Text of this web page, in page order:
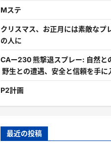
Mステ
クリスマス、お正月には素敵なプ
の人に
CAー230 熊撃退スプレー: 自然と
野生との遭遇、安全と信頼を手に
P2計画
最近の投稿